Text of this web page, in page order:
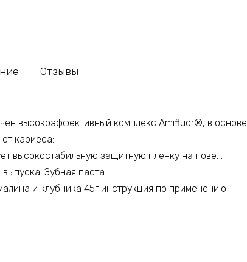
Отзывы
высокоэффективный комплекс Amifluor®, в основе
кариеса:
высокостабильную защитную пленку на пове. . .
Зубная паста
и клубника 45г инструкция по применению